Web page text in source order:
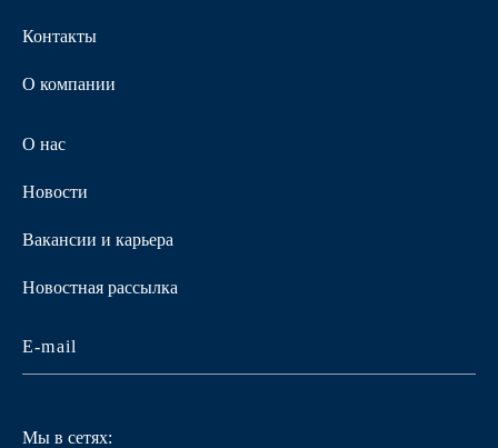
Контакты
О компании
О нас
Новости
Вакансии и карьера
Новостная рассылка
Мы в сетях: